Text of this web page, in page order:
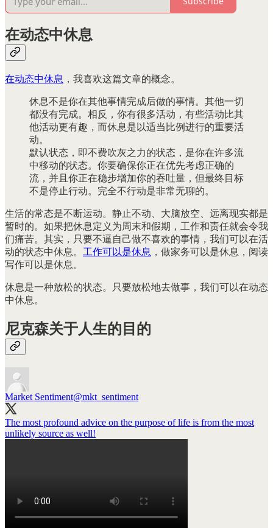
在动态中休息
在动态中休息 ，我喜欢这篇文章的概念。
休息不是你在其他事情完成后做的事情。其他一切
都没有完成。相反，你有很多活动，有些活动比其
他活动更有趣，而休息是以适当比例进行的重要活
动。
默认状态，即不费吹灰之力的状态，是你在许多流
中移动的状态。你要确保你正在优先考虑正确的
流，并且你正在稳步增加你的吞吐量，但最终目标
不是停止行动。完全不行动是非常无聊的。
生活的常态是不断运动。静止不动、大脑放空、远离现实都是
暂时的。如果把休息定义为周末和假期，工作和责任就会令我
们痛苦。其实，只要不逼自己做不喜欢的事情，我们可以在活
动的状态中休息。 工作可以是休息 ，做家务可以是休息，阅读
写作可以是休息。
休息是一种放松的状态。只要放松地去做事，我们可以在动态
中休息。
尼克森关于人生的目的
Market Sentiment@mkt_sentiment
The most profound advice on the purpose of life is from the most
unlikely source as well!